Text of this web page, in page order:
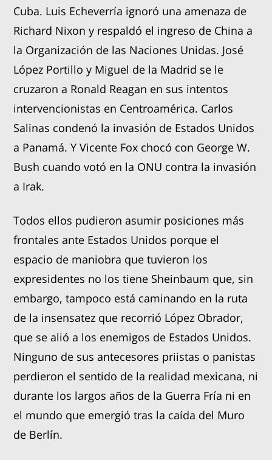
Cuba. Luis Echeverría ignoró una amenaza de
Richard Nixon y respaldó el ingreso de China a
la Organización de las Naciones Unidas. José
López Portillo y Miguel de la Madrid se le
cruzaron a Ronald Reagan en sus intentos
intervencionistas en Centroamérica. Carlos
Salinas condenó la invasión de Estados Unidos
a Panamá. Y Vicente Fox chocó con George W.
Bush cuando votó en la ONU contra la invasión
a Irak.
Todos ellos pudieron asumir posiciones más
frontales ante Estados Unidos porque el
espacio de maniobra que tuvieron los
expresidentes no los tiene Sheinbaum que, sin
embargo, tampoco está caminando en la ruta
de la insensatez que recorrió López Obrador,
que se alió a los enemigos de Estados Unidos.
Ninguno de sus antecesores priistas o panistas
perdieron el sentido de la realidad mexicana, ni
durante los largos años de la Guerra Fría ni en
el mundo que emergió tras la caída del Muro
de Berlín.